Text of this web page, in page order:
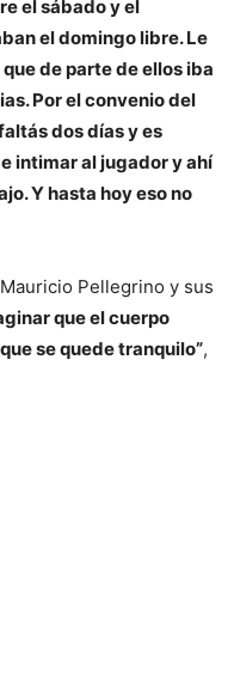
el sábado y el
el domingo libre. Le
de parte de ellos iba
Por el convenio del
dos días y es
intimar al jugador y ahí
Y hasta hoy eso no
Pellegrino y sus
que el cuerpo
se quede tranquilo”,